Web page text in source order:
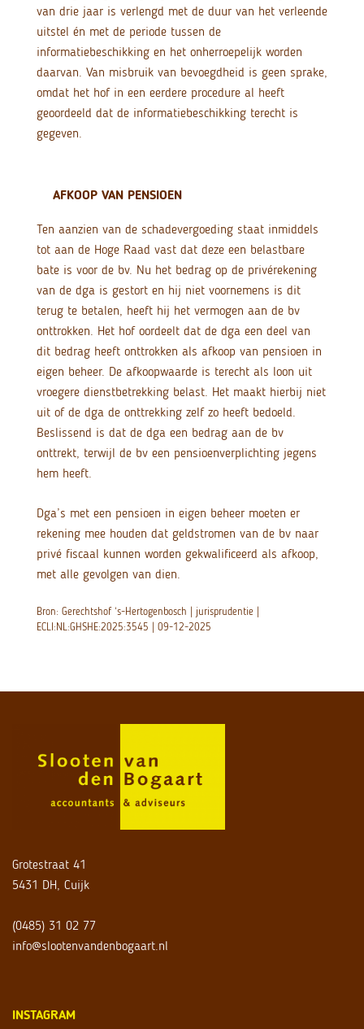
van drie jaar is verlengd met de duur van het verleende
uitstel én met de periode tussen de
informatiebeschikking en het onherroepelijk worden
daarvan. Van misbruik van bevoegdheid is geen sprake,
omdat het hof in een eerdere procedure al heeft
geoordeeld dat de informatiebeschikking terecht is
gegeven.
AFKOOP VAN PENSIOEN
Ten aanzien van de schadevergoeding staat inmiddels
tot aan de Hoge Raad vast dat deze een belastbare
bate is voor de bv. Nu het bedrag op de privérekening
van de dga is gestort en hij niet voornemens is dit
terug te betalen, heeft hij het vermogen aan de bv
onttrokken. Het hof oordeelt dat de dga een deel van
dit bedrag heeft onttrokken als afkoop van pensioen in
eigen beheer. De afkoopwaarde is terecht als loon uit
vroegere dienstbetrekking belast. Het maakt hierbij niet
uit of de dga de onttrekking zelf zo heeft bedoeld.
Beslissend is dat de dga een bedrag aan de bv
onttrekt, terwijl de bv een pensioenverplichting jegens
hem heeft.
Dga’s met een pensioen in eigen beheer moeten er
rekening mee houden dat geldstromen van de bv naar
privé fiscaal kunnen worden gekwalificeerd als afkoop,
met alle gevolgen van dien.
Bron: Gerechtshof ‘s-Hertogenbosch | jurisprudentie |
ECLI:NL:GHSHE:2025:3545 | 09-12-2025
Grotestraat 41
5431 DH, Cuijk
(0485) 31 02 77
info@slootenvandenbogaart.nl
INSTAGRAM